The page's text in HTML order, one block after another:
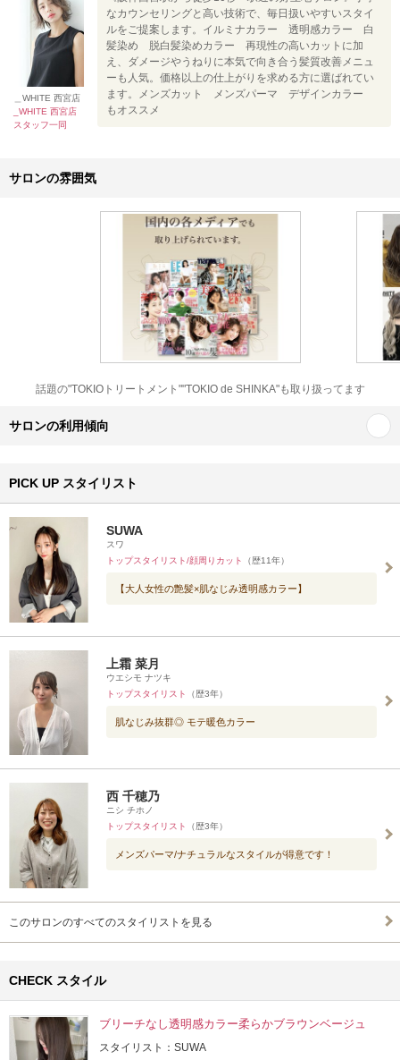
＿WHITE 西宮店
_WHITE 西宮店
スタッフ一同
なカウンセリングと高い技術で、毎日扱いやすいスタイ
ルをご提案します。イルミナカラー 透明感カラー 白
髪染め 脱白髪染めカラー 再現性の高いカットに加
え、ダメージやうねりに本気で向き合う髪質改善メニュ
ーも人気。価格以上の仕上がりを求める方に選ばれてい
ます。メンズカット メンズパーマ デザインカラー
もオススメ
サロンの雰囲気
話題の"TOKIOトリートメント""TOKIO de SHINKA"も取り扱ってます
サロンの利用傾向
PICK UP スタイリスト
SUWA
スワ
トップスタイリスト/顔周りカット
（歴11年）
【大人女性の艶髪×肌なじみ透明感カラー】
上霜 菜月
ウエシモ ナツキ
トップスタイリスト
（歴3年）
肌なじみ抜群◎ モテ暖色カラー
西 千穂乃
ニシ チホノ
トップスタイリスト
（歴3年）
メンズパーマ/ナチュラルなスタイルが得意です！
このサロンのすべてのスタイリストを見る
CHECK スタイル
ブリーチなし透明感カラー柔らかブラウンベージュ
スタイリスト：SUWA